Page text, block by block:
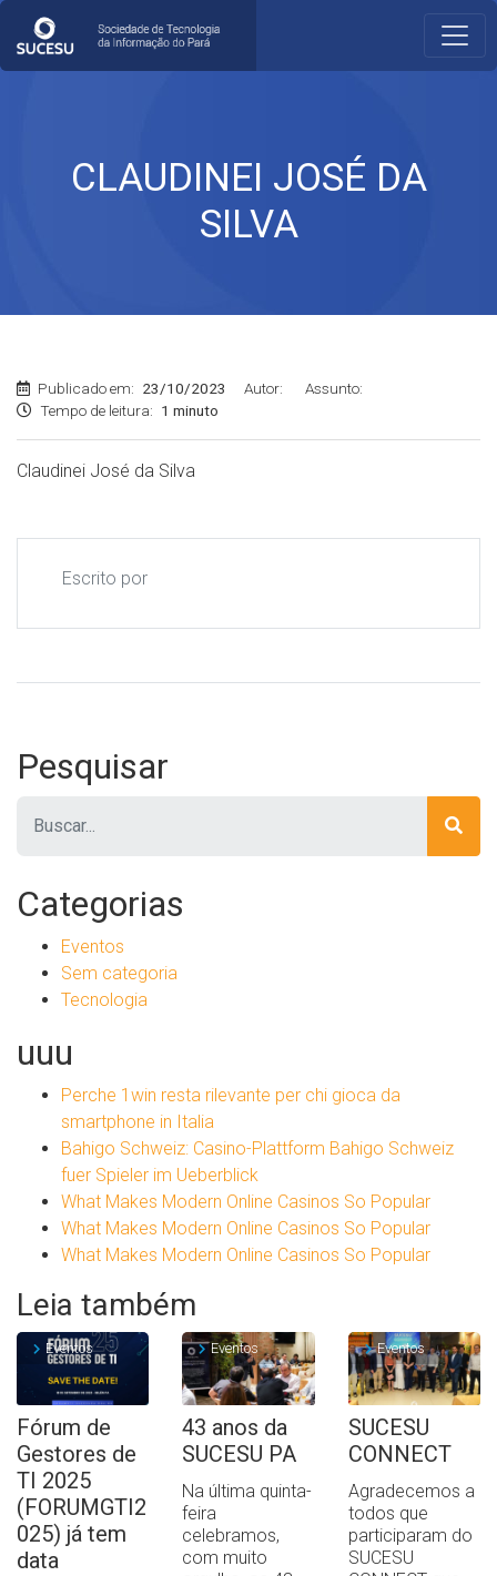
CLAUDINEI JOSÉ DA
SILVA
Publicado em: 23/10/2023 Autor:
Assunto:
Tempo de leitura: 1 minuto
Claudinei José da Silva
Escrito por
Pesquisar
Categorias
Eventos
Sem categoria
Tecnologia
uuu
Perche 1win resta rilevante per chi gioca da
smartphone in Italia
Bahigo Schweiz: Casino-Plattform Bahigo Schweiz
fuer Spieler im Ueberblick
What Makes Modern Online Casinos So Popular
What Makes Modern Online Casinos So Popular
What Makes Modern Online Casinos So Popular
Leia também
Eventos
Fórum de
Gestores de
TI 2025
(FORUMGTI2
025) já tem
data
Eventos
43 anos da
SUCESU PA
Na última quinta-
feira
celebramos,
com muito
Eventos
SUCESU
CONNECT
Agradecemos a
todos que
participaram do
SUCESU